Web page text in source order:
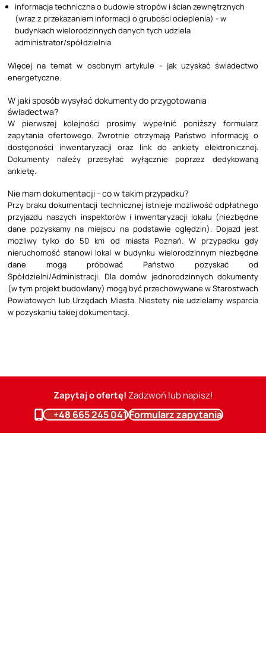
informacja techniczna o budowie stropów i ścian zewnętrznych
(wraz z przekazaniem informacji o grubości ocieplenia) - w
budynkach wielorodzinnych danych tych udziela
administrator/spółdzielnia
Więcej na temat w osobnym artykule - jak uzyskać świadectwo
energetyczne.
W jaki sposób wysyłać dokumenty do przygotowania
świadectwa?
W pierwszej kolejności prosimy wypełnić poniższy formularz
zapytania ofertowego. Zwrotnie otrzymają Państwo informację o
dostępności inwentaryzacji oraz link do ankiety elektronicznej.
Dokumenty należy przesyłać wyłącznie poprzez dedykowaną
ankietę.
Nie mam dokumentacji - co w takim przypadku?
Przy braku dokumentacji technicznej istnieje możliwość odpłatnego
przyjazdu naszych inspektorów i inwentaryzacji lokalu (niezbędne
dane pozyskamy na miejscu na podstawie oględzin). Dojazd jest
możliwy tylko do 50 km od miasta Poznań. W przypadku gdy
nieruchomość stanowi lokal w budynku wielorodzinnym niezbędne
dane mogą próbować Państwo pozyskać od
Spółdzielni/Administracji. Dla domów jednorodzinnych dokumenty
(w tym projekt budowlany) mogą być przechowywane w Starostwach
Powiatowych lub Urzędach Miasta. Niestety nie udzielamy wsparcia
w pozyskaniu takiej dokumentacji.
Zapytaj o ofertę!Zadzwoń lub napisz!
+48 665 245 041Formularz zapytania